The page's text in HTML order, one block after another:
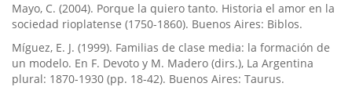
Mayo, C. (2004). Porque la quiero tanto. Historia el amor en la
sociedad rioplatense (1750-1860). Buenos Aires: Biblos.
Mí­guez, E. J. (1999). Familias de clase media: la formación de
un modelo. En F. Devoto y M. Madero (dirs.), La Argentina
plural: 1870-1930 (pp. 18-42). Buenos Aires: Taurus.